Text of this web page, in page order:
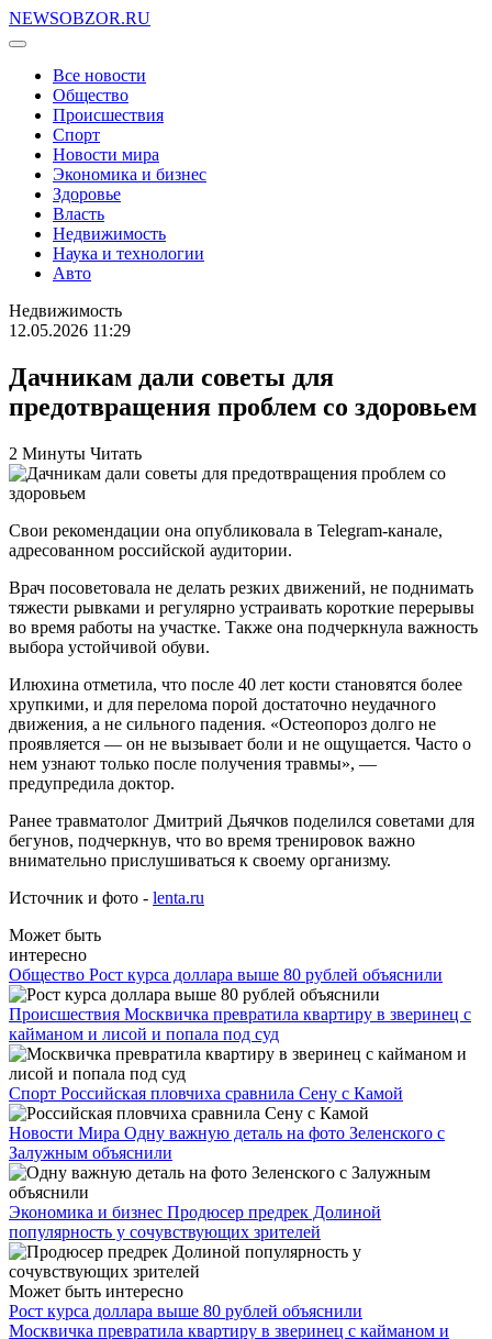
NEWSOBZOR.RU
Все новости
Общество
Происшествия
Спорт
Новости мира
Экономика и бизнес
Здоровье
Власть
Недвижимость
Наука и технологии
Авто
Недвижимость
12.05.2026 11:29
Дачникам дали советы для
предотвращения проблем со здоровьем
2 Минуты Читать
Свои рекомендации она опубликовала в Telegram-канале,
адресованном российской аудитории.
Врач посоветовала не делать резких движений, не поднимать
тяжести рывками и регулярно устраивать короткие перерывы
во время работы на участке. Также она подчеркнула важность
выбора устойчивой обуви.
Илюхина отметила, что после 40 лет кости становятся более
хрупкими, и для перелома порой достаточно неудачного
движения, а не сильного падения. «Остеопороз долго не
проявляется — он не вызывает боли и не ощущается. Часто о
нем узнают только после получения травмы», —
предупредила доктор.
Ранее травматолог Дмитрий Дьячков поделился советами для
бегунов, подчеркнув, что во время тренировок важно
внимательно прислушиваться к своему организму.
Источник и фото - lenta.ru
Может быть
интересно
Общество Рост курса доллара выше 80 рублей объяснили
Происшествия Москвичка превратила квартиру в зверинец с
кайманом и лисой и попала под суд
Спорт Российская пловчиха сравнила Сену с Камой
Новости Мира Одну важную деталь на фото Зеленского с
Залужным объяснили
Экономика и бизнес Продюсер предрек Долиной
популярность у сочувствующих зрителей
Может быть интересно
Рост курса доллара выше 80 рублей объяснили
Москвичка превратила квартиру в зверинец с кайманом и